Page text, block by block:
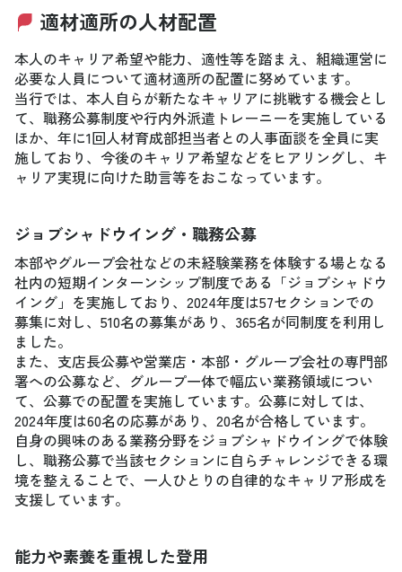
適材適所の人材配置
本人のキャリア希望や能力、適性等を踏まえ、組織運営に
必要な人員について適材適所の配置に努めています。
当行では、本人自らが新たなキャリアに挑戦する機会とし
て、職務公募制度や行内外派遣トレーニーを実施している
ほか、年に1回人材育成部担当者との人事面談を全員に実
施しており、今後のキャリア希望などをヒアリングし、キ
ャリア実現に向けた助言等をおこなっています。
ジョブシャドウイング・職務公募
本部やグループ会社などの未経験業務を体験する場となる
社内の短期インターンシップ制度である「ジョブシャドウ
イング」を実施しており、2024年度は57セクションでの
募集に対し、510名の募集があり、365名が同制度を利用し
ました。
また、支店長公募や営業店・本部・グループ会社の専門部
署への公募など、グループ一体で幅広い業務領域につい
て、公募での配置を実施しています。公募に対しては、
2024年度は60名の応募があり、20名が合格しています。
自身の興味のある業務分野をジョブシャドウイングで体験
し、職務公募で当該セクションに自らチャレンジできる環
境を整えることで、一人ひとりの自律的なキャリア形成を
支援しています。
能力や素養を重視した登用